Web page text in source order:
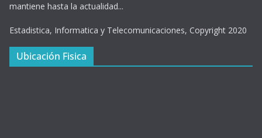
mantiene hasta la actualidad...
Estadistica, Informatica y Telecomunicaciones, Copyright 2020
Ubicación Fisica